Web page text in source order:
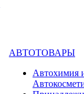
АВТОТОВАРЫ
Автохимия